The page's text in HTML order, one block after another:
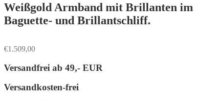
Weißgold Armband mit Brillanten im
Baguette- und Brillantschliff.
€1.509,00
Versandfrei ab 49,- EUR
Versandkosten-frei